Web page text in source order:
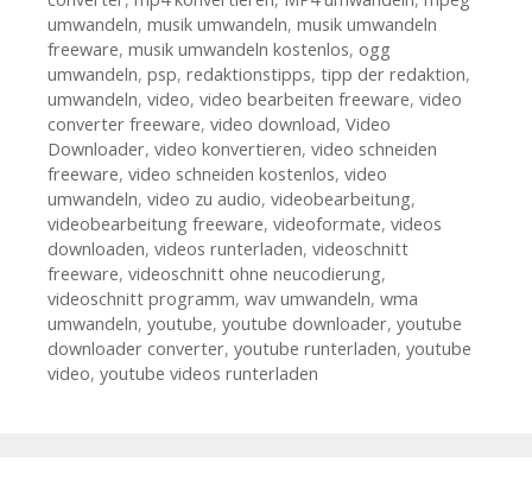
umwandeln, musik umwandeln, musik umwandeln
freeware, musik umwandeln kostenlos, ogg
umwandeln, psp, redaktionstipps, tipp der redaktion,
umwandeln, video, video bearbeiten freeware, video
converter freeware, video download, Video
Downloader, video konvertieren, video schneiden
freeware, video schneiden kostenlos, video
umwandeln, video zu audio, videobearbeitung,
videobearbeitung freeware, videoformate, videos
downloaden, videos runterladen, videoschnitt
freeware, videoschnitt ohne neucodierung,
videoschnitt programm, wav umwandeln, wma
umwandeln, youtube, youtube downloader, youtube
downloader converter, youtube runterladen, youtube
video, youtube videos runterladen